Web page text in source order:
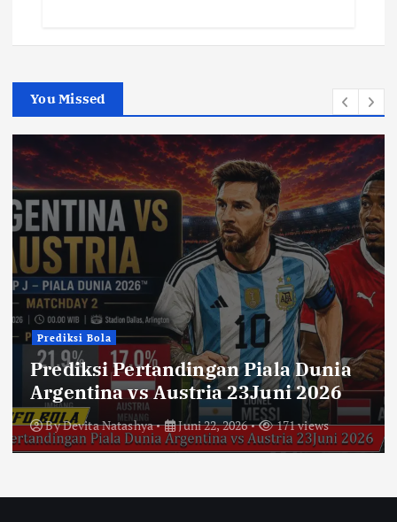
You Missed
Prediksi Bola
Prediksi Pertandingan Piala Dunia
Argentina vs Austria 23Juni 2026
ByDevita Natashya Juni 22, 2026 171 views